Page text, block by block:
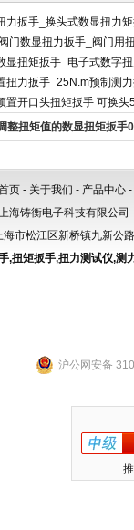
力扳手_换头式数显扭力
门数显扭力扳手_阀门用
显扭矩扳手_电子式数字
扭力扳手_25N.m预制测
置开口头扭矩扳手 可换
整扭矩值的数显扭矩扳手
页 - 关于我们 - 产品中心 -
海铸衡电子科技有限公
海市松江区新桥镇九新
,扭矩扳手,扭力测试仪,测
沪公网安备